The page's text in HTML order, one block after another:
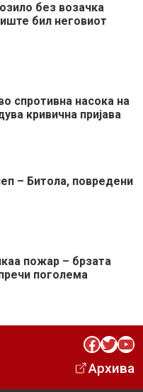
без возачка
бил неговиот
спротивна насока на
кривична пријава
– Битола, повредени
пожар – брзата
поголема
Facebook Twitter YouTube
Архива